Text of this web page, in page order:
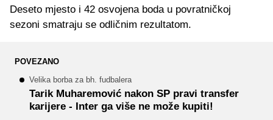
Deseto mjesto i 42 osvojena boda u povratničkoj
sezoni smatraju se odličnim rezultatom.
POVEZANO
Velika borba za bh. fudbalera
Tarik Muharemović nakon SP pravi transfer
karijere - Inter ga više ne može kupiti!